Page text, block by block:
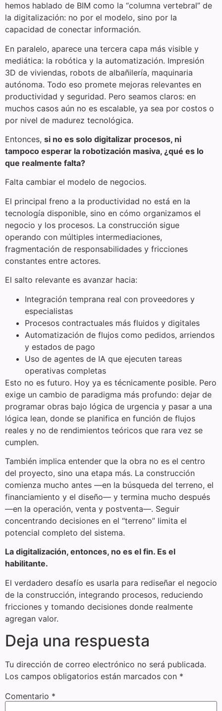
hemos hablado de BIM como la “columna vertebral” de
la digitalización: no por el modelo, sino por la
capacidad de conectar información.
En paralelo, aparece una tercera capa más visible y
mediática: la robótica y la automatización. Impresión
3D de viviendas, robots de albañilería, maquinaria
autónoma. Todo eso promete mejoras relevantes en
productividad y seguridad. Pero seamos claros: en
muchos casos aún no es escalable, ya sea por costos o
por nivel de madurez tecnológica.
Entonces, si no es solo digitalizar procesos, ni
tampoco esperar la robotización masiva, ¿qué es lo
que realmente falta?
Falta cambiar el modelo de negocios.
El principal freno a la productividad no está en la
tecnología disponible, sino en cómo organizamos el
negocio y los procesos. La construcción sigue
operando con múltiples intermediaciones,
fragmentación de responsabilidades y fricciones
constantes entre actores.
El salto relevante es avanzar hacia:
Integración temprana real con proveedores y
especialistas
Procesos contractuales más fluidos y digitales
Automatización de flujos como pedidos, arriendos
y estados de pago
Uso de agentes de IA que ejecuten tareas
operativas completas
Esto no es futuro. Hoy ya es técnicamente posible. Pero
exige un cambio de paradigma más profundo: dejar de
programar obras bajo lógica de urgencia y pasar a una
lógica lean, donde se planifica en función de flujos
reales y no de rendimientos teóricos que rara vez se
cumplen.
También implica entender que la obra no es el centro
del proyecto, sino una etapa más. La construcción
comienza mucho antes —en la búsqueda del terreno, el
financiamiento y el diseño— y termina mucho después
—en la operación, venta y postventa—. Seguir
concentrando decisiones en el “terreno” limita el
potencial completo del sistema.
La digitalización, entonces, no es el fin. Es el
habilitante.
El verdadero desafío es usarla para rediseñar el negocio
de la construcción, integrando procesos, reduciendo
fricciones y tomando decisiones donde realmente
agregan valor.
Deja una respuesta
Tu dirección de correo electrónico no será publicada.
Los campos obligatorios están marcados con *
Comentario *